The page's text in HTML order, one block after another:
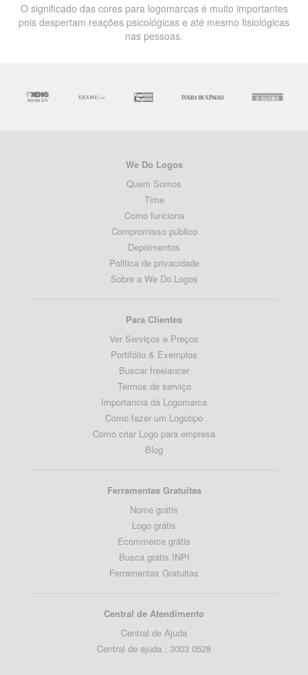
O significado das cores para logomarcas é muito importantes
pois despertam reações psicológicas e até mesmo fisiológicas
nas pessoas.
We Do Logos
Quem Somos
Time
Como funciona
Compromisso público
Depoimentos
Politica de privacidade
Sobre a We Do Logos
Para Clientes
Ver Serviços e Preços
Portifólio & Exemplos
Buscar freelancer
Termos de serviço
Importancia da Logomarca
Como fazer um Logotipo
Como criar Logo para empresa
Blog
Ferramentas Gratuitas
Nome grátis
Logo grátis
Ecommerce grátis
Busca grátis INPI
Ferramentas Gratuitas
Central de Atendimento
Central de Ajuda
Central de ajuda : 3003 0528